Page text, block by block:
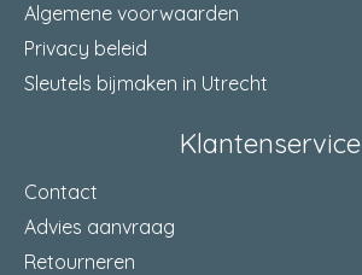
Algemene voorwaarden
Privacy beleid
Sleutels bijmaken in Utrecht
Klantenservice
Contact
Advies aanvraag
Retourneren